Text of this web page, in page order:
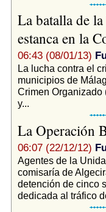
La batalla de
estanca en la
06:43 (08/01/13)
La lucha contra el
municipios de
Crimen Organizado
y...
La Operación
06:07 (22/12/12)
Agentes de la
comisaría de
detención de cinco
dedicada al tráfico